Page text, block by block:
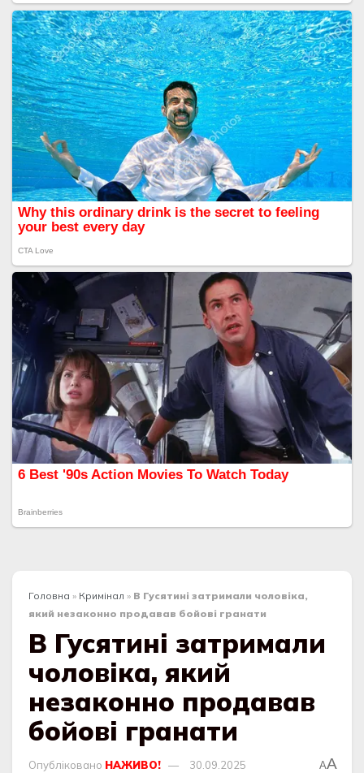
Головна » Кримінал » В Гусятині затримали чоловіка,
який незаконно продавав бойові гранати
В Гусятині затримали
чоловіка, який
незаконно продавав
бойові гранати
Опубліковано НАЖИВО! 30.09.2025 AA